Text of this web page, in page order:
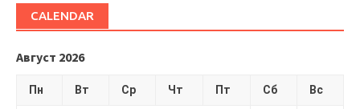
CALENDAR
Август 2026
Пн Вт Ср Чт Пт Сб Вс